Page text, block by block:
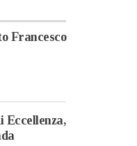
Francesco
Eccellenza,